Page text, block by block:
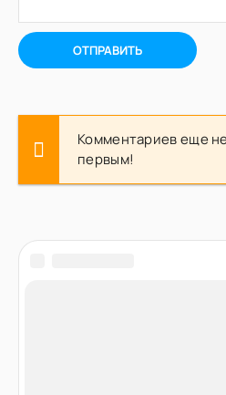
ОТПРАВИТЬ
Комментариев еще
первым!